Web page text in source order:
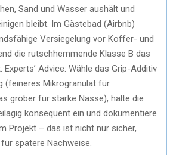
Sand und Wasser aushält und
bleibt. Im Gästebad (Airbnb)
Versiegelung vor Koffer- und
die rutschhemmende Klasse B das
Advice: Wähle das Grip-Additiv
(feineres Mikrogranulat für
gröber für starke Nässe), halte die
konsequent ein und dokumentiere
Projekt – das ist nicht nur sicher,
spätere Nachweise.